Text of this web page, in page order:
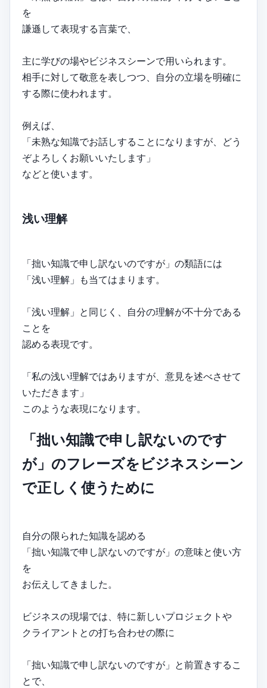
を
謙遜して表現する言葉で、
主に学びの場やビジネスシーンで用いられます。
相手に対して敬意を表しつつ、自分の立場を明確に
する際に使われます。
例えば、
「未熟な知識でお話しすることになりますが、どう
ぞよろしくお願いいたします」
などと使います。
浅い理解
「拙い知識で申し訳ないのですが」の類語には
「浅い理解」も当てはまります。
「浅い理解」と同じく、自分の理解が不十分である
ことを
認める表現です。
「私の浅い理解ではありますが、意見を述べさせて
いただきます」
このような表現になります。
「拙い知識で申し訳ないのです
が」のフレーズをビジネスシーン
で正しく使うために
自分の限られた知識を認める
「拙い知識で申し訳ないのですが」の意味と使い方
を
お伝えしてきました。
ビジネスの現場では、特に新しいプロジェクトや
クライアントとの打ち合わせの際に
「拙い知識で申し訳ないのですが」と前置きするこ
とで、